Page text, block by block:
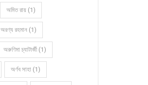
অমিত রায় (1)
অরণ্য রহমান (1)
অরুণিমা চ্যাটার্জী (1)
অর্ণব সাহা (1)